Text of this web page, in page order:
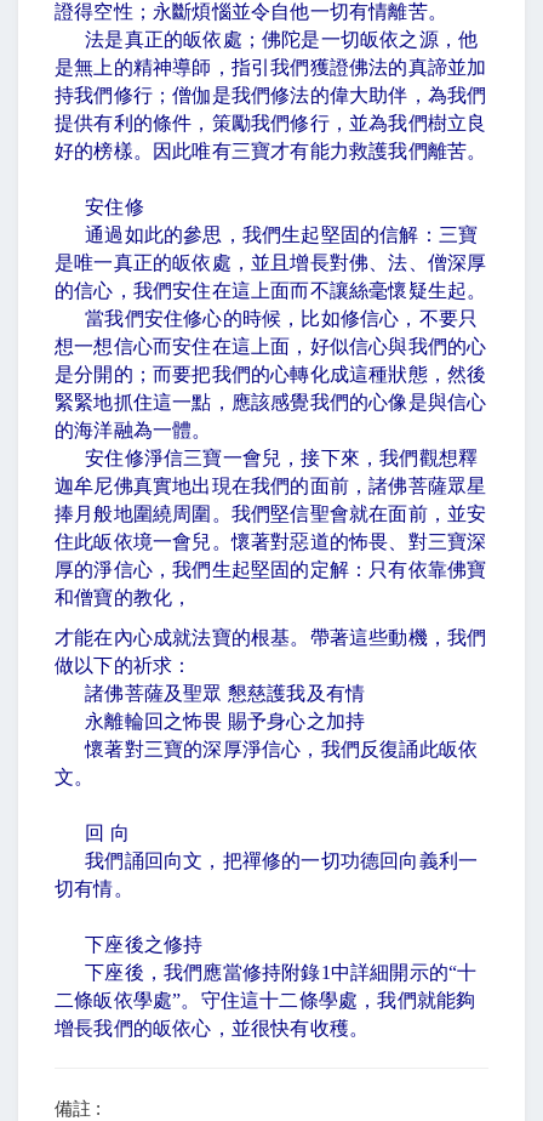
證得空性；永斷煩惱並令自他一切有情離苦。
法是真正的皈依處；佛陀是一切皈依之源，他
是無上的精神導師，指引我們獲證佛法的真諦並加
持我們修行；僧伽是我們修法的偉大助伴，為我們
提供有利的條件，策勵我們修行，並為我們樹立良
好的榜樣。因此唯有三寶才有能力救護我們離苦。
安住修
通過如此的參思，我們生起堅固的信解：三寶
是唯一真正的皈依處，並且增長對佛、法、僧深厚
的信心，我們安住在這上面而不讓絲毫懷疑生起。
當我們安住修心的時候，比如修信心，不要只
想一想信心而安住在這上面，好似信心與我們的心
是分開的；而要把我們的心轉化成這種狀態，然後
緊緊地抓住這一點，應該感覺我們的心像是與信心
的海洋融為一體。
安住修淨信三寶一會兒，接下來，我們觀想釋
迦牟尼佛真實地出現在我們的面前，諸佛菩薩眾星
捧月般地圍繞周圍。我們堅信聖會就在面前，並安
住此皈依境一會兒。懷著對惡道的怖畏、對三寶深
厚的淨信心，我們生起堅固的定解：只有依靠佛寶
和僧寶的教化，
才能在內心成就法寶的根基。帶著這些動機，我們
做以下的祈求：
諸佛菩薩及聖眾 懇慈護我及有情
永離輪回之怖畏 賜予身心之加持
懷著對三寶的深厚淨信心，我們反復誦此皈依
文。
回 向
我們誦回向文，把禪修的一切功德回向義利一
切有情。
下座後之修持
下座後，我們應當修持附錄1中詳細開示的“十
二條皈依學處”。守住這十二條學處，我們就能夠
增長我們的皈依心，並很快有收穫。
備註 :